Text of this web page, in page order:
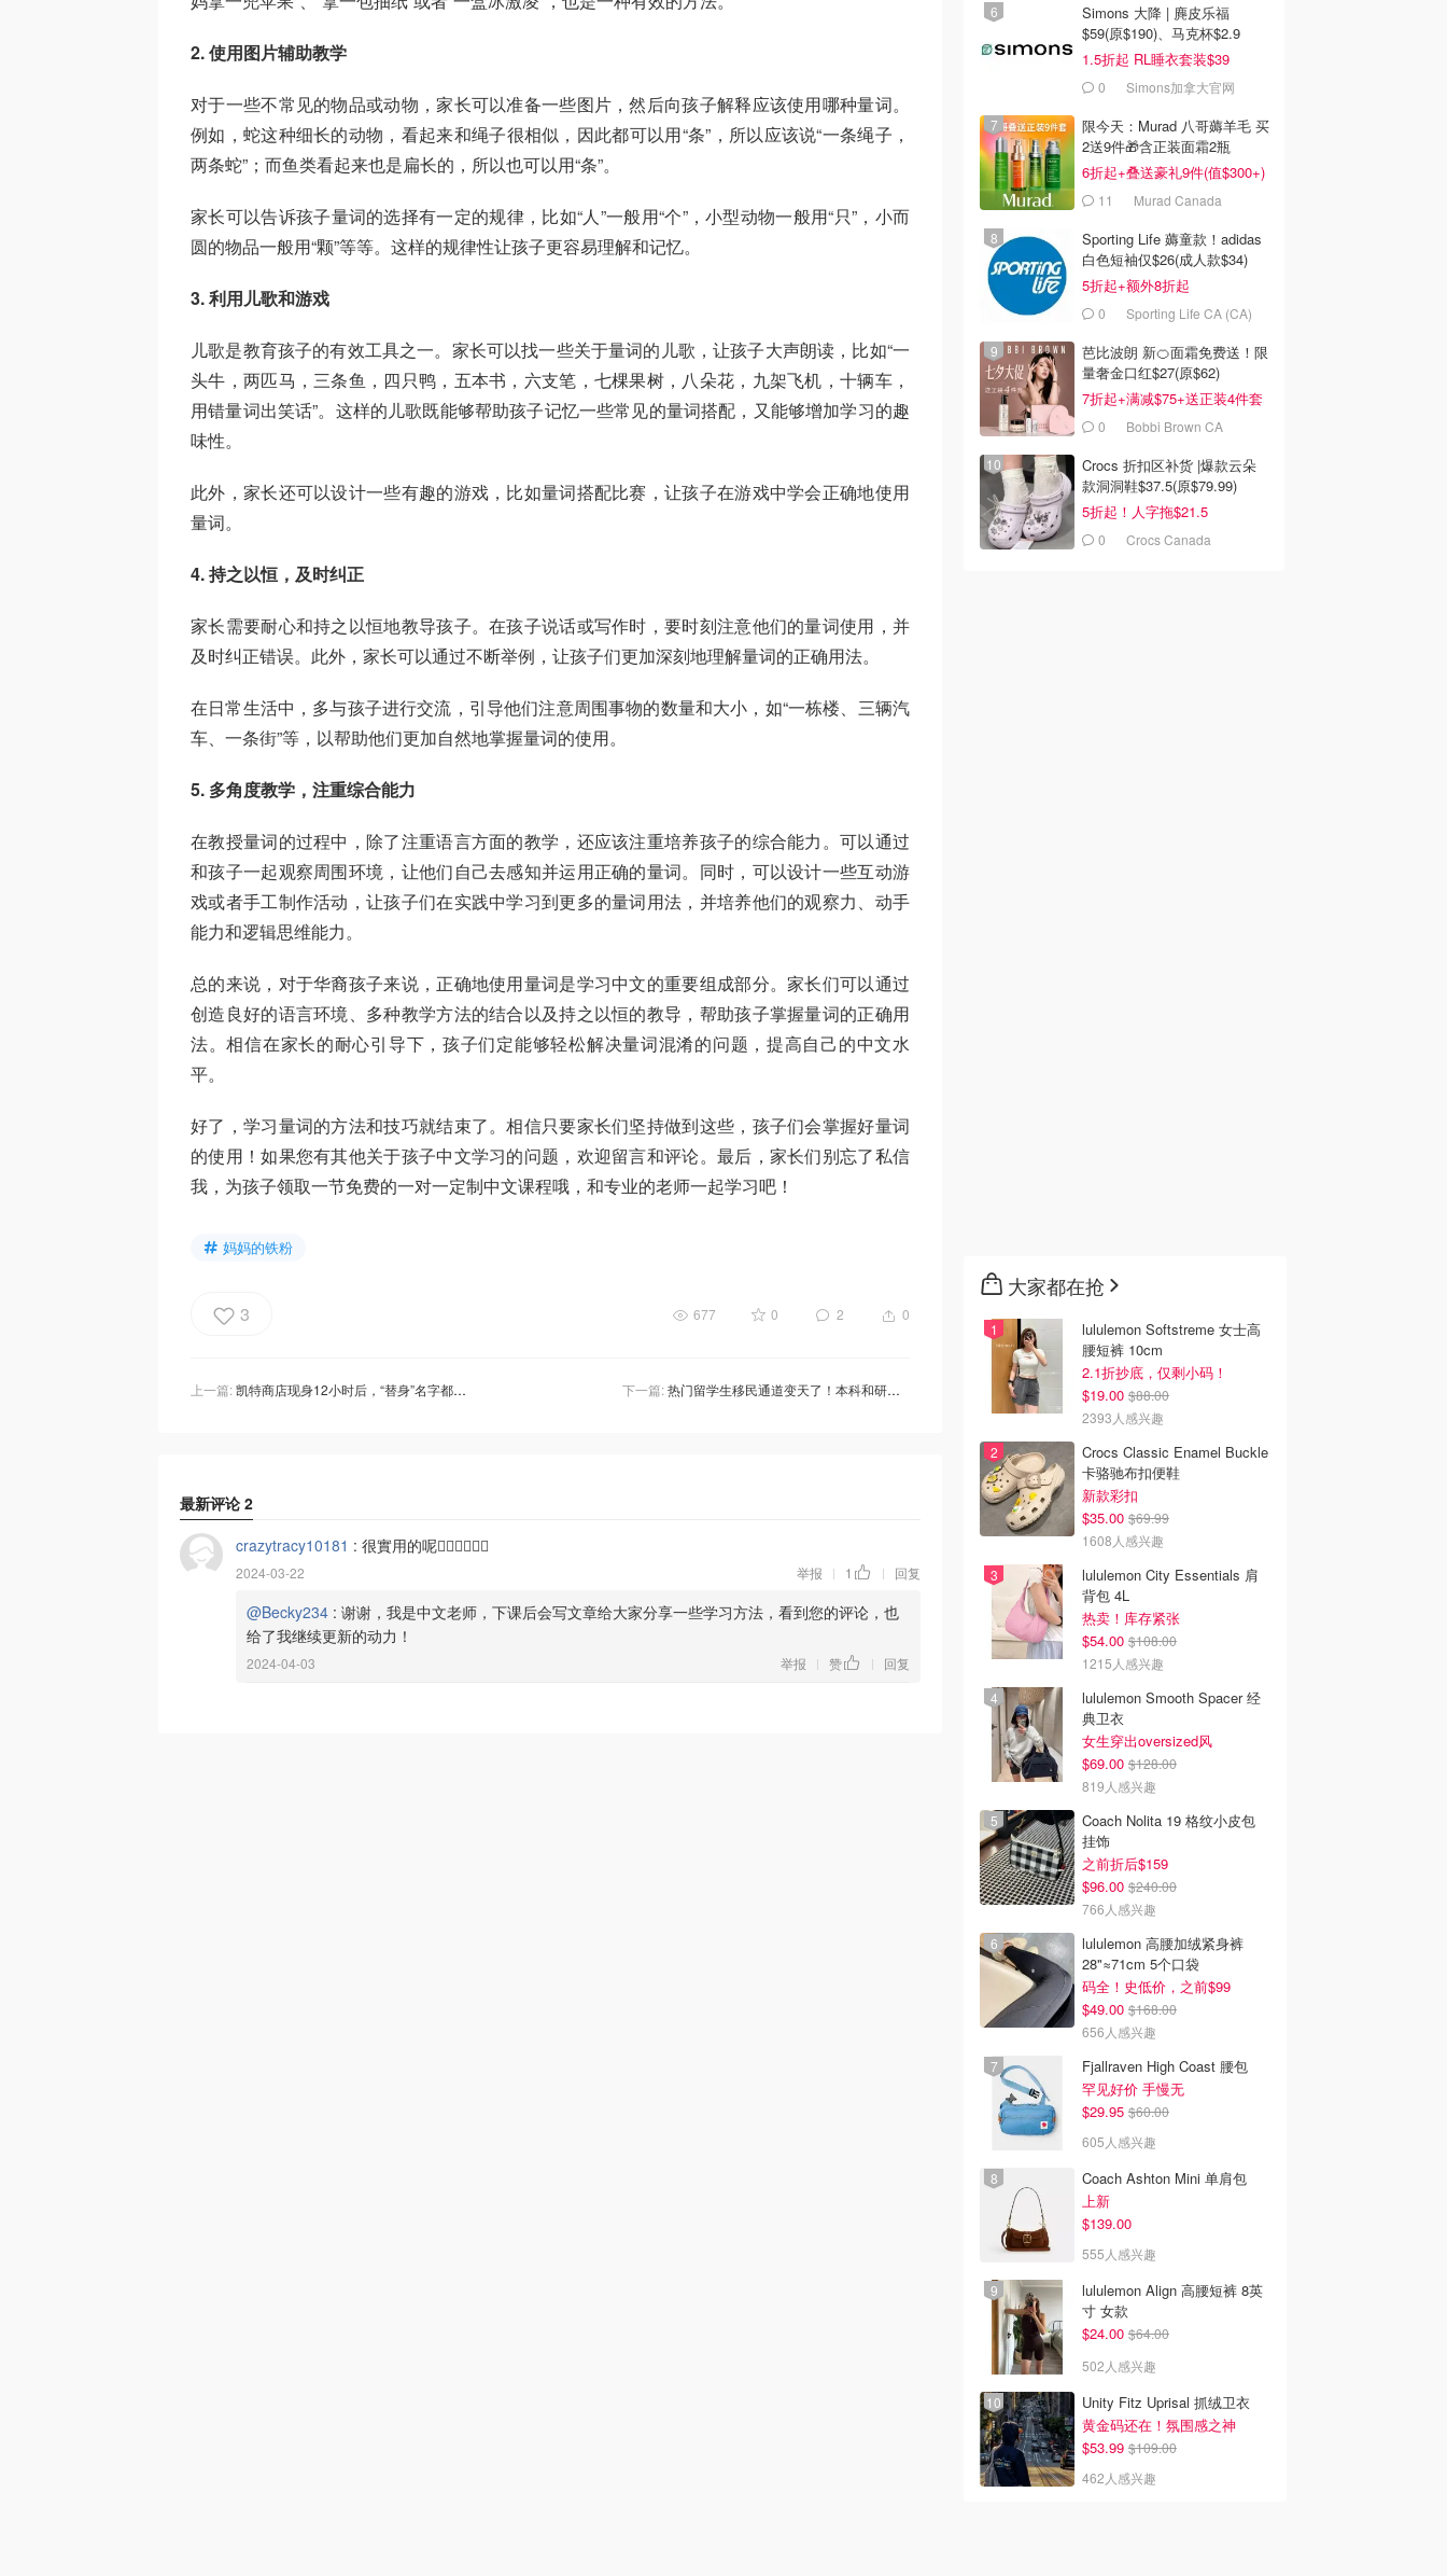
2. 使用图片辅助教学
对于一些不常见的物品或动物，家长可以准备一些图片，然后向孩子解释应该使用哪种量词。
例如，蛇这种细长的动物，看起来和绳子很相似，因此都可以用“条”，所以应该说“一条绳子，
两条蛇”；而鱼类看起来也是扁长的，所以也可以用“条”。
家长可以告诉孩子量词的选择有一定的规律，比如“人”一般用“个”，小型动物一般用“只”，小而
圆的物品一般用“颗”等等。这样的规律性让孩子更容易理解和记忆。
3. 利用儿歌和游戏
儿歌是教育孩子的有效工具之一。家长可以找一些关于量词的儿歌，让孩子大声朗读，比如“一
头牛，两匹马，三条鱼，四只鸭，五本书，六支笔，七棵果树，八朵花，九架飞机，十辆车，
用错量词出笑话”。这样的儿歌既能够帮助孩子记忆一些常见的量词搭配，又能够增加学习的趣
味性。
此外，家长还可以设计一些有趣的游戏，比如量词搭配比赛，让孩子在游戏中学会正确地使用
量词。
4. 持之以恒，及时纠正
家长需要耐心和持之以恒地教导孩子。在孩子说话或写作时，要时刻注意他们的量词使用，并
及时纠正错误。此外，家长可以通过不断举例，让孩子们更加深刻地理解量词的正确用法。
在日常生活中，多与孩子进行交流，引导他们注意周围事物的数量和大小，如“一栋楼、三辆汽
车、一条街”等，以帮助他们更加自然地掌握量词的使用。
5. 多角度教学，注重综合能力
在教授量词的过程中，除了注重语言方面的教学，还应该注重培养孩子的综合能力。可以通过
和孩子一起观察周围环境，让他们自己去感知并运用正确的量词。同时，可以设计一些互动游
戏或者手工制作活动，让孩子们在实践中学习到更多的量词用法，并培养他们的观察力、动手
能力和逻辑思维能力。
总的来说，对于华裔孩子来说，正确地使用量词是学习中文的重要组成部分。家长们可以通过
创造良好的语言环境、多种教学方法的结合以及持之以恒的教导，帮助孩子掌握量词的正确用
法。相信在家长的耐心引导下，孩子们定能够轻松解决量词混淆的问题，提高自己的中文水
平。
好了，学习量词的方法和技巧就结束了。相信只要家长们坚持做到这些，孩子们会掌握好量词
的使用！如果您有其他关于孩子中文学习的问题，欢迎留言和评论。最后，家长们别忘了私信
我，为孩子领取一节免费的一对一定制中文课程哦，和专业的老师一起学习吧！
妈妈的铁粉
3 677 0 2 0
上一篇:凯特商店现身12小时后，“替身”名字都被扒出来了！细数王室这3个月的骚操作！ 下一篇:热门留学生移民通道变天了！本科和研究生必须拿到这个才入池，语言要求大涨！
最新评论 2
crazytracy10181 : 很實用的呢👍🏻👍🏻👍🏻
2024-03-22 举报 | 1 | 回复
@Becky234 : 谢谢，我是中文老师，下课后会写文章给大家分享一些学习方法，看到您的评论，也
给了我继续更新的动力！
2024-04-03 举报 | 赞 | 回复
Simons 大降 | 麂皮乐福
$59(原$190)、马克杯$2.9
1.5折起 RL睡衣套装$39
0 Simons加拿大官网
限今天：Murad 八哥薅羊毛 买
2送9件🎁含正装面霜2瓶
6折起+叠送豪礼9件(值$300+)
11 Murad Canada
Sporting Life 薅童款！adidas
白色短袖仅$26(成人款$34)
5折起+额外8折起
0 Sporting Life CA (CA)
芭比波朗 新🍊面霜免费送！限
量奢金口红$27(原$62)
7折起+满减$75+送正装4件套
0 Bobbi Brown CA
Crocs 折扣区补货 |爆款云朵
款洞洞鞋$37.5(原$79.99)
5折起！人字拖$21.5
0 Crocs Canada
大家都在抢
lululemon Softstreme 女士高
腰短裤 10cm
2.1折抄底，仅剩小码！
$19.00 $88.00
2393人感兴趣
Crocs Classic Enamel Buckle
卡骆驰布扣便鞋
新款彩扣
$35.00 $69.99
1608人感兴趣
lululemon City Essentials 肩
背包 4L
热卖！库存紧张
$54.00 $108.00
1215人感兴趣
lululemon Smooth Spacer 经
典卫衣
女生穿出oversized风
$69.00 $128.00
819人感兴趣
Coach Nolita 19 格纹小皮包
挂饰
之前折后$159
$96.00 $240.00
766人感兴趣
lululemon 高腰加绒紧身裤
28"≈71cm 5个口袋
码全！史低价，之前$99
$49.00 $168.00
656人感兴趣
Fjallraven High Coast 腰包
罕见好价 手慢无
$29.95 $60.00
605人感兴趣
Coach Ashton Mini 单肩包
上新
$139.00
555人感兴趣
lululemon Align 高腰短裤 8英
寸 女款
$24.00 $64.00
502人感兴趣
Unity Fitz Uprisal 抓绒卫衣
黄金码还在！氛围感之神
$53.99 $109.00
462人感兴趣